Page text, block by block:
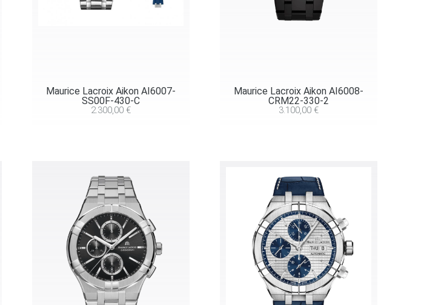
Maurice Lacroix Aikon AI6007-
SS00F-430-C
2.300,00 €
Maurice Lacroix Aikon AI6008-
CRM22-330-2
3.100,00 €